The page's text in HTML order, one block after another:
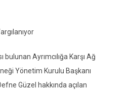
bulunan Ayrımcılığa Karşı Ağ
Yönetim Kurulu Başkanı
Güzel hakkında açılan